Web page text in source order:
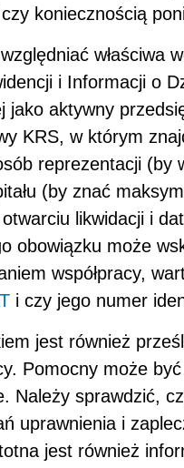
koniecznością
właściwa
i Informacji o
jako aktywny
KRS, w którym
reprezentacji (by
(by znać
likwidacji i
obowiązku może
współpracy,
i czy jego numer
jest również
Pomocny może
Należy sprawdzić,
uprawnienia i
jest również